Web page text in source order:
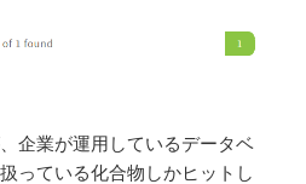
企業が運用しているデータベ
っている化合物しかヒットし